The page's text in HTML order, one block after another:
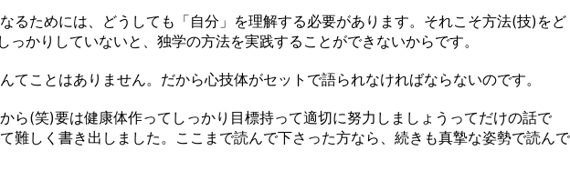
ためには、どうしても「自分」を理解する必要があります。それこそ方法(技)をど
かりしていないと、独学の方法を実践することができないからです。
ことはありません。だから心技体がセットで語られなければならないのです。
(笑)要は健康体作ってしっかり目標持って適切に努力しましょうってだけの話で
しく書き出しました。ここまで読んで下さった方なら、続きも真摯な姿勢で読んで